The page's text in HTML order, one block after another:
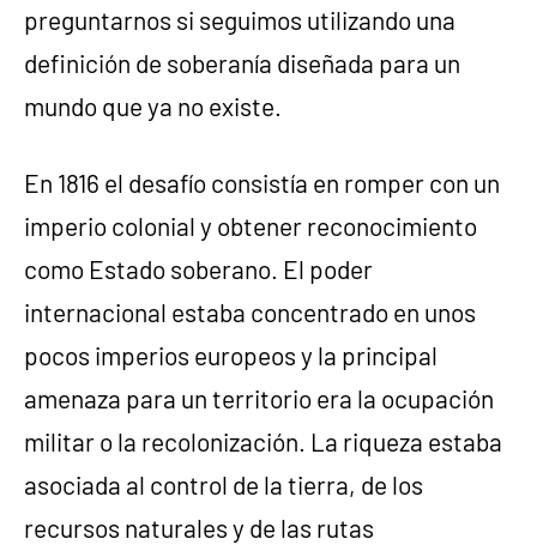
preguntarnos si seguimos utilizando una
definición de soberanía diseñada para un
mundo que ya no existe.
En 1816 el desafío consistía en romper con un
imperio colonial y obtener reconocimiento
como Estado soberano. El poder
internacional estaba concentrado en unos
pocos imperios europeos y la principal
amenaza para un territorio era la ocupación
militar o la recolonización. La riqueza estaba
asociada al control de la tierra, de los
recursos naturales y de las rutas